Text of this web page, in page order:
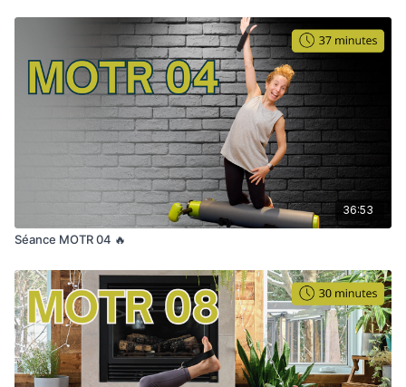
36:53
Séance MOTR 04 🔥